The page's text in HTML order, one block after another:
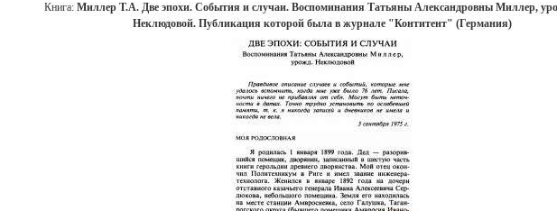
Книга: Миллер Т.А. Две эпохи. События и случаи. Воспоминания Татьяны Александровны Миллер,
Неклюдовой. Публикация которой была в журнале "Контитент" (Германия)